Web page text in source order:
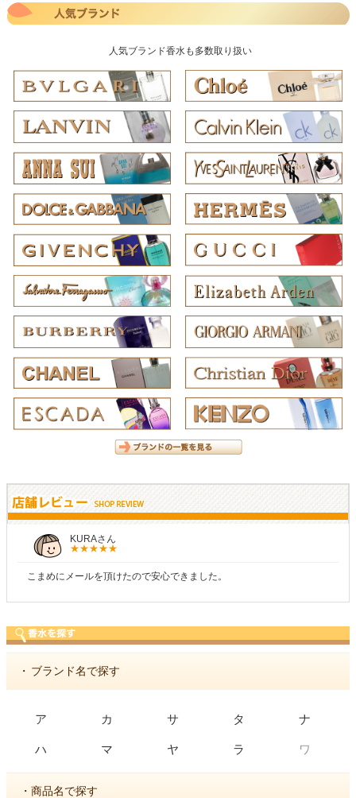
人気ブランド香水も多数取り扱い
KURAさん
こまめにメールを頂けたので安心できました。
・ ブランド名で探す
ア カ サ タ ナ
ハ マ ヤ ラ ワ
・商品名で探す